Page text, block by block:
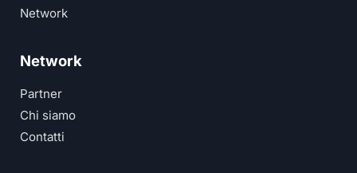
Network
Network
Partner
Chi siamo
Contatti